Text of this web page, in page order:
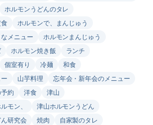
ホルモンうどんのタレ
ホルモンで、まんじゅう
メニュー
ホルモンまんじゅう
ホルモン焼き飯
ランチ
個室有り 冷麺
和食
山芋料理
忘年会・新年会のメニュー
約
洋食
津山
モン、
津山ホルモンうどん
研究会
焼肉
自家製のタレ